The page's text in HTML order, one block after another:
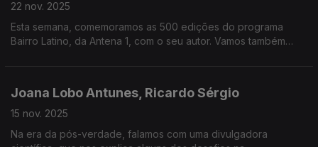
22 nov. 2025
Esta semana, comemoramos as 500 edições do programa
Bairro Latino, da Antena 1, com o seu autor. Vamos também
Joana Lobo Antunes, Ricardo Sérgio
15 nov. 2025
Na era da pós-verdade, falamos com uma divulgadora